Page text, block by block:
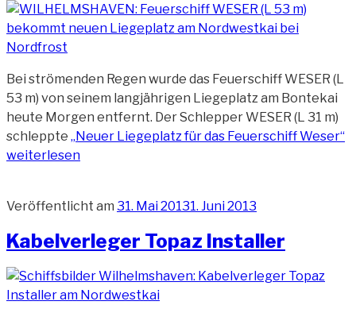
Bei strömenden Regen wurde das Feuerschiff WESER (L
53 m) von seinem langjährigen Liegeplatz am Bontekai
heute Morgen entfernt. Der Schlepper WESER (L 31 m)
schleppte „Neuer Liegeplatz für das Feuerschiff Weser“
weiterlesen
Veröffentlicht am 31. Mai 20131. Juni 2013
Kabelverleger Topaz Installer